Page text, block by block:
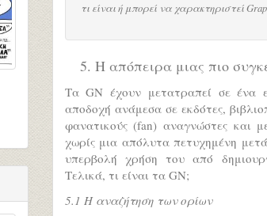
τι είναι ή μπορεί να χαρακτηριστεί
5. Η απόπειρα μιας πιο
Τα GN έχουν μετατραπεί σε ένα
αποδοχή ανάμεσα σε εκδότες,
φανατικούς (fan) αναγνώστες και
χωρίς μια απόλυτα πετυχημένη
υπερβολή χρήση του από
Τελικά, τι είναι τα GN;
5.1 Η αναζήτηση των ορίων